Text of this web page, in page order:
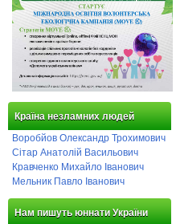
Країна незламних людей
Воробйов Олександр Трохимович
Сітар Анатолій Васильович
Кравченко Михайло Іванович
Мельник Павло Іванович
Нам пишуть юннати України